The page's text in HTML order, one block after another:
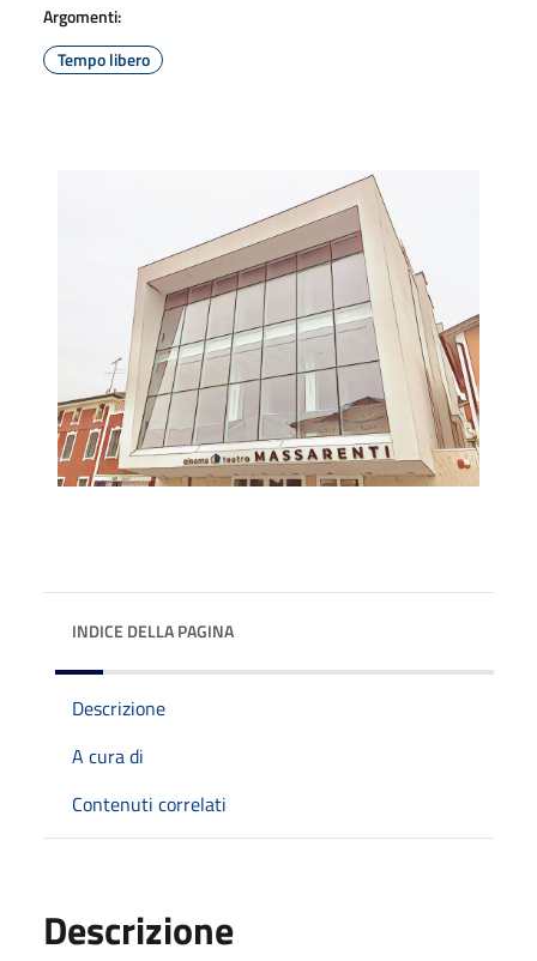
Argomenti:
Tempo libero
INDICE DELLA PAGINA
Descrizione
A cura di
Contenuti correlati
Descrizione